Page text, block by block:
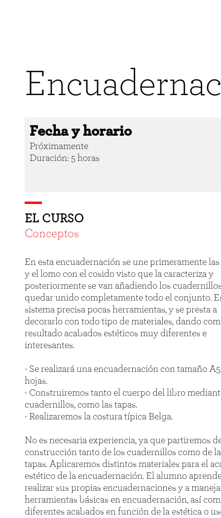
Fecha y horario
Próximamente
Duración: 5 horas
EL CURSO
Conceptos
En esta encuadernación se une primeramente las
y el lomo con el cosido visto que la caracteriza y
posteriormente se van añadiendo los
quedar unido completamente todo el conjunto.
sistema precisa pocas herramientas, y se presta a
decorarlo con todo tipo de materiales, dando
resultado acabados estéticos muy diferentes e
interesantes.
- Se realizará una encuadernación con tamaño
hojas.
- Construiremos tanto el cuerpo del libro
cuadernillos, como las tapas.
- Realizaremos la costura típica Belga.
No es necesaria experiencia, ya que partiremos
construcción tanto de los cuadernillos como de
tapas. Aplicaremos distintos materiales para el
estético de la encuadernación. El alumno
realizar sus propias encuadernaciones y a
herramientas básicas en encuadernación, así
diferentes acabados en función de la estética o